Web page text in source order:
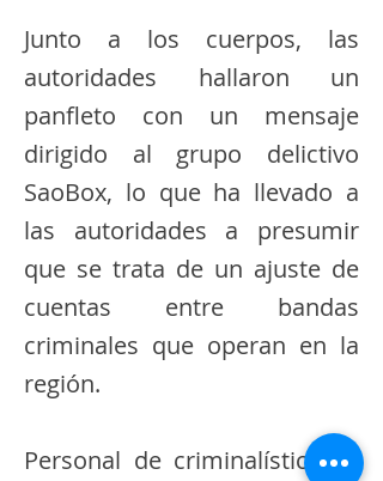
Junto a los cuerpos, las
autoridades hallaron un
panfleto con un mensaje
dirigido al grupo delictivo
SaoBox, lo que ha llevado a
las autoridades a presumir
que se trata de un ajuste de
cuentas entre bandas
criminales que operan en la
región.
Personal de criminalística se